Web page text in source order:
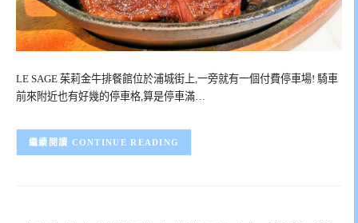
LE SAGE 茱莉金牛排餐館位於浦城街上,一旁就有一個付費停車場! 騎車
前來附近也有好幾的停車格,算是停車滿…
CONTINUE READING